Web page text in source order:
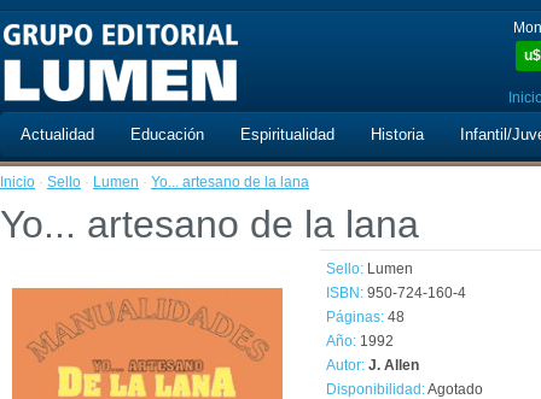
u$
Actualidad Educación Espiritualidad Historia Infantil/
Inicio · Sello · Lumen · Yo... artesano de la lana
Yo... artesano de la lana
Sello: Lumen
ISBN: 950-724-160-4
Páginas: 48
Año: 1992
Autor: J. Allen
Disponibilidad:Agotado